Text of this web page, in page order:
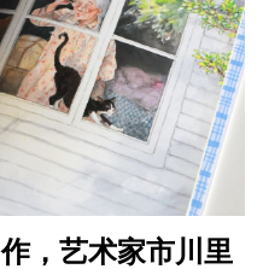
，艺术家市川里